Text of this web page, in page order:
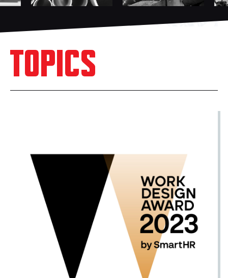
TOPICS